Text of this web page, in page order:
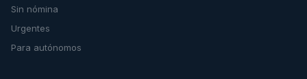
Sin nómina
Urgentes
Para autónomos